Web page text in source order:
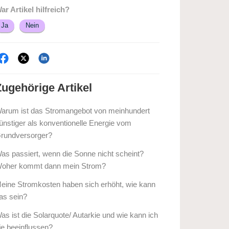
Artikel hilfreich?
Ja Nein
Artikel
ist das Stromangebot von meinhundert
als konventionelle Energie vom
passiert, wenn die Sonne nicht scheint?
kommt dann mein Strom?
Stromkosten haben sich erhöht, wie kann
sein?
ist die Solarquote/ Autarkie und wie kann ich
beeinflussen?